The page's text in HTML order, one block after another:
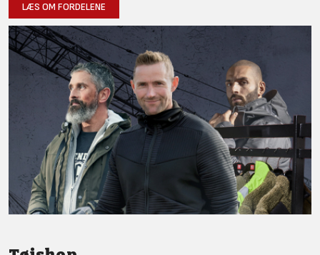
LÆS OM FORDELENE